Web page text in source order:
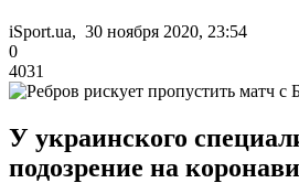
iSport.ua, 30 ноября 2020, 23:54
0
4031
У украинского
подозрение на